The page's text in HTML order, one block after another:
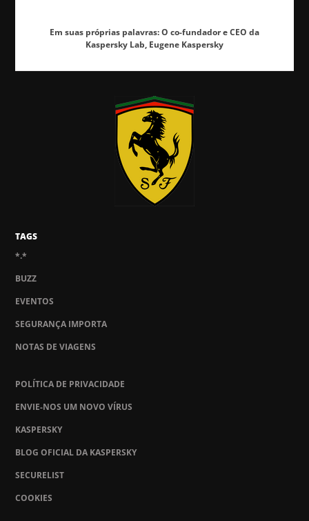
Em suas próprias palavras: O co-fundador e CEO da
Kaspersky Lab, Eugene Kaspersky
TAGS
*.*
BUZZ
EVENTOS
SEGURANÇA IMPORTA
NOTAS DE VIAGENS
POLÍTICA DE PRIVACIDADE
ENVIE-NOS UM NOVO VÍRUS
KASPERSKY
BLOG OFICIAL DA KASPERSKY
SECURELIST
COOKIES